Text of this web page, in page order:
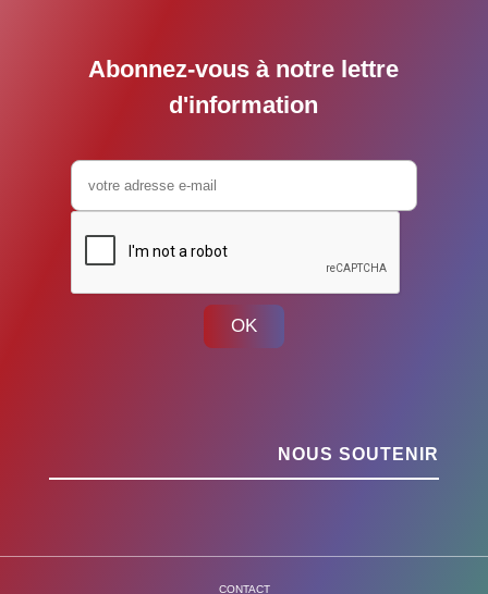
Abonnez-vous à notre lettre
d'information
OK
NOUS SOUTENIR
CONTACT